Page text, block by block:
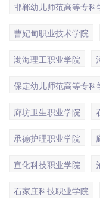
邯郸幼儿师范高等专科
曹妃甸职业技术学院
渤海理工职业学院
保定幼儿师范高等专科
廊坊卫生职业学院
承德护理职业学院
宣化科技职业学院
石家庄科技职业学院